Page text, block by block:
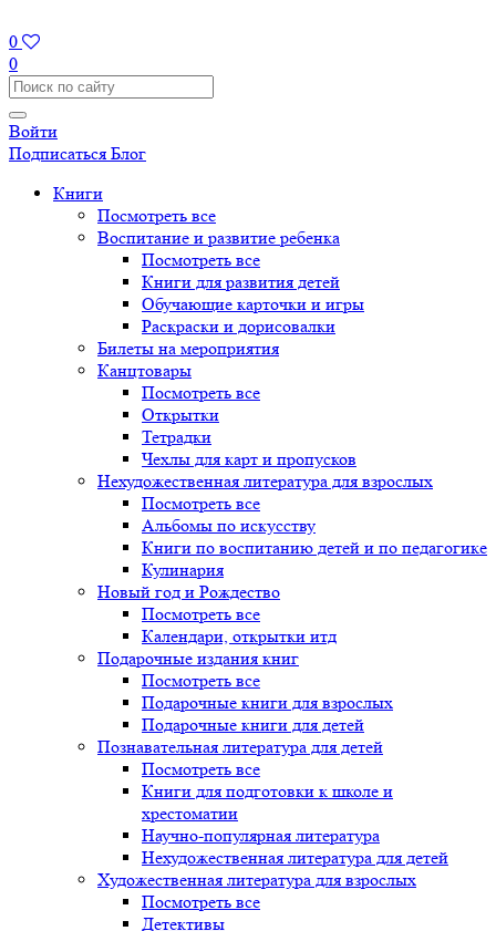
0
0
Войти
Подписаться Блог
Книги
Посмотреть все
Воспитание и развитие ребенка
Посмотреть все
Книги для развития детей
Обучающие карточки и игры
Раскраски и дорисовалки
Билеты на мероприятия
Канцтовары
Посмотреть все
Открытки
Тетрадки
Чехлы для карт и пропусков
Нехудожественная литература для взрослых
Посмотреть все
Альбомы по искусству
Книги по воспитанию детей и по педагогике
Кулинария
Новый год и Рождество
Посмотреть все
Календари, открытки итд
Подарочные издания книг
Посмотреть все
Подарочные книги для взрослых
Подарочные книги для детей
Познавательная литература для детей
Посмотреть все
Книги для подготовки к школе и
хрестоматии
Научно-популярная литература
Нехудожественная литература для детей
Художественная литература для взрослых
Посмотреть все
Детективы